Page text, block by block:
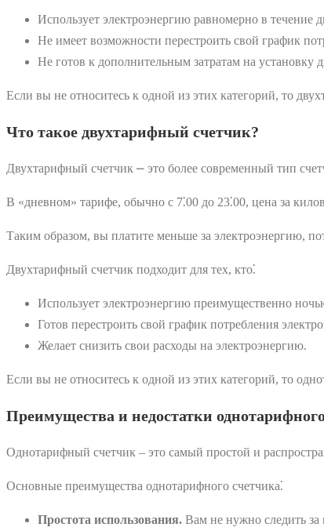
Использует электроэнергию равномерно в течение
Не имеет возможности перестроить свой график
Не готов к дополнительным затратам на установку
Если вы не относитесь к одной из этих категорий, то
Что такое двухтарифный счетчик?
Двухтарифный счетчик ⎼ это более современный тип
В «дневном» тарифе, обычно с 7⁚00 до 23⁚00, цена за
Таким образом, вы платите меньше за электроэнергию,
Двухтарифный счетчик подходит для тех, кто⁚
Использует электроэнергию преимущественно
Готов перестроить свой график потребления
Желает снизить свои расходы на электроэнергию.
Если вы не относитесь к одной из этих категорий, то
Преимущества и недостатки
Однотарифный счетчик ‒ это самый простой и
Основные преимущества однотарифного счетчика⁚
Простота использования. Вам не нужно следить